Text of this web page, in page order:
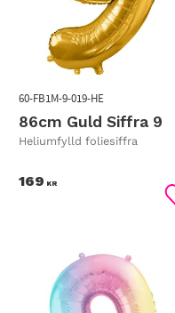
86cm Guld Siffra 9
Heliumfylld foliesiffra
60-FB1M-9-019-HE
169 KR